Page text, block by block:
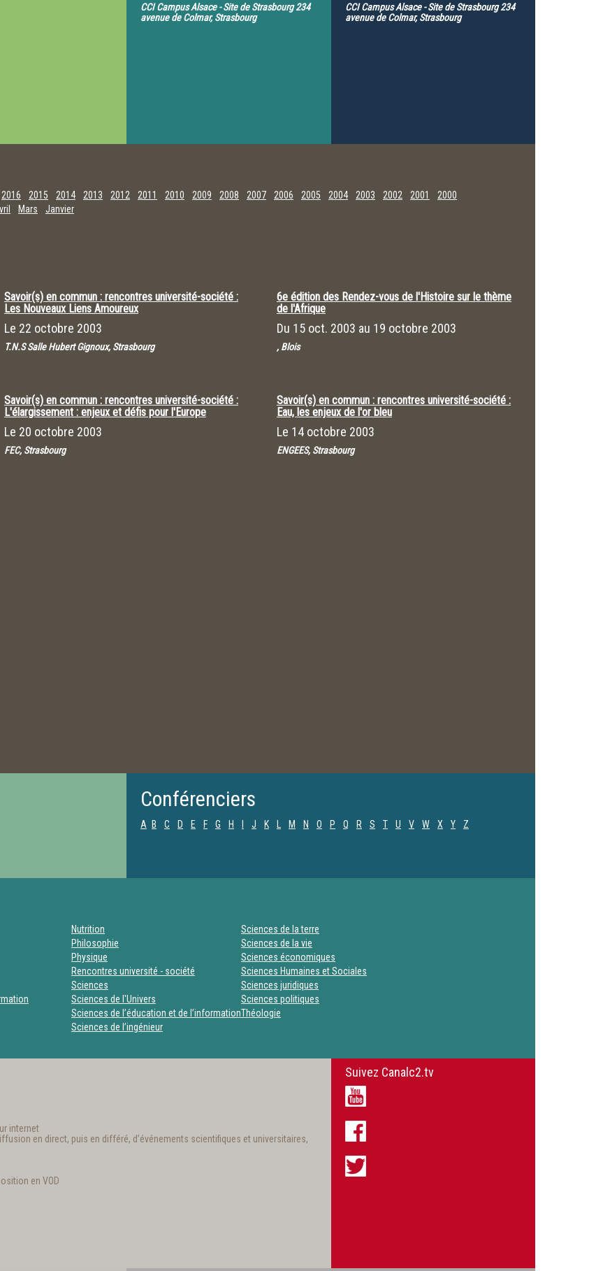
CCI Campus Alsace - Site de Strasbourg 234
avenue de Colmar, Strasbourg
CCI Campus Alsace - Site de Strasbourg 234
avenue de Colmar, Strasbourg
2016 2015 2014 2013 2012 2011 2010 2009 2008 2007 2006 2005 2004 2003 2002 2001
2000
Mars Janvier
Savoir(s) en commun : rencontres université-société :
Les Nouveaux Liens Amoureux
Le 22 octobre 2003
T.N.S Salle Hubert Gignoux, Strasbourg
Savoir(s) en commun : rencontres université-société :
L'élargissement : enjeux et défis pour l'Europe
Le 20 octobre 2003
FEC, Strasbourg
6e édition des Rendez-vous de l'Histoire sur le thème
de l'Afrique
Du 15 oct. 2003 au 19 octobre 2003
, Blois
Savoir(s) en commun : rencontres université-société :
Eau, les enjeux de l'or bleu
Le 14 octobre 2003
ENGEES, Strasbourg
Conférenciers
A B C D E F G H J K M N O P Q R S T U V W X Y Z
Nutrition
Philosophie
Physique
Rencontres université - société
Sciences
Sciences de l'Univers
Sciences de l’éducation et de l’information
Sciences de l’ingénieur
Sciences de la terre
Sciences de la vie
Sciences économiques
Sciences Humaines et Sociales
Sciences juridiques
Sciences politiques
Théologie
internet
en direct, puis en différé, d’événements scientifiques et universitaires,
en VOD
Suivez Canalc2.tv